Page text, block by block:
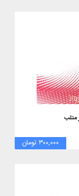
متلب
۳۰۰,۰۰۰ تومان